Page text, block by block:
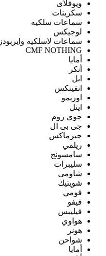
ويوفلاى
سكرينات
سماعات سلكيه
لوجيكس
سماعات لاسلكيه وايربودز
CMF NOTHING
أمايا
أنكر
ابل
انفينكس
اوريمو
ايتل
جوي روم
جى بى ال
جيرماكس
ريلمي
سامسونج
سليبرات
شاومى
شويتيك
فومي
فيفو
فيليبس
هواوي
هونر
شواحن
أمايا